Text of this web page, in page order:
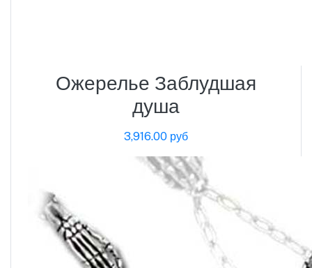
Ожерелье Заблудшая
душа
3,916.00 руб